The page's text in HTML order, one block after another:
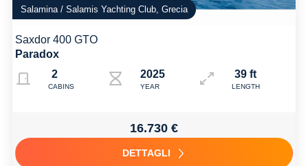
Salamina / Salamis Yachting Club, Grecia
Saxdor 400 GTO
Paradox
2
CABINS
2025
YEAR
39 ft
LENGTH
16.730 €
DETTAGLI